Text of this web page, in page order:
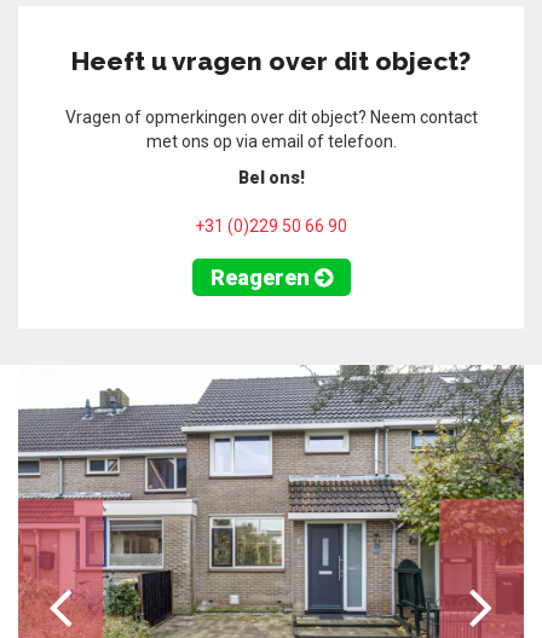
Heeft u vragen over dit object?
Vragen of opmerkingen over dit object? Neem contact
met ons op via email of telefoon.
Bel ons!
+31 (0)229 50 66 90
Reageren